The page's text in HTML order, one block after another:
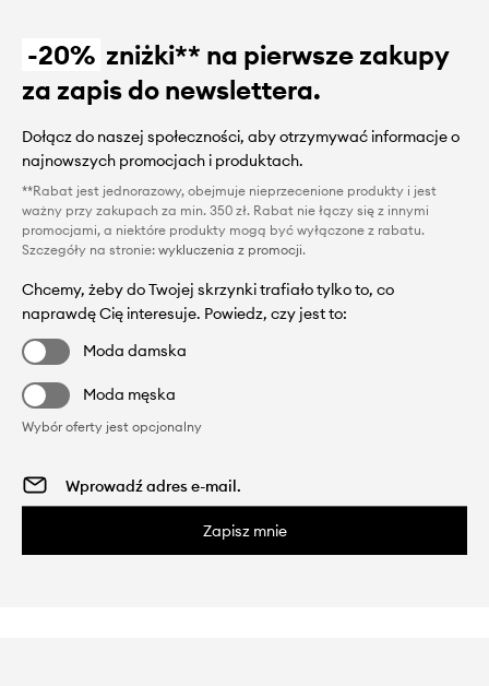
-20% zniżki** na pierwsze zakupy
za zapis do newslettera.
Dołącz do naszej społeczności, aby otrzymywać informacje o
najnowszych promocjach i produktach.
**Rabat jest jednorazowy, obejmuje nieprzecenione produkty i jest
ważny przy zakupach za min. 350 zł. Rabat nie łączy się z innymi
promocjami, a niektóre produkty mogą być wyłączone z rabatu.
Szczegóły na stronie: wykluczenia z promocji.
Chcemy, żeby do Twojej skrzynki trafiało tylko to, co
naprawdę Cię interesuje. Powiedz, czy jest to:
Moda damska
Moda męska
Wybór oferty jest opcjonalny
Zapisz mnie